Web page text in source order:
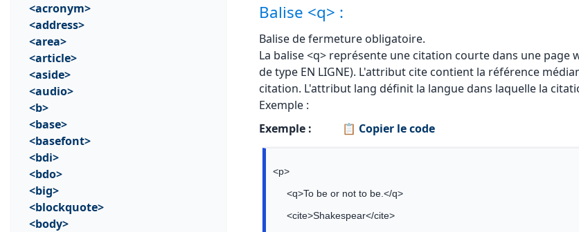
<acronym>
<address>
<area>
<article>
<aside>
<audio>
<b>
<base>
<basefont>
<bdi>
<bdo>
<big>
<blockquote>
<body>
Balise <q> :
Balise de fermeture obligatoire.
La balise <q> représente une citation courte dans une page
de type EN LIGNE). L'attribut cite contient la référence
citation. L'attribut lang définit la langue dans laquelle la
Exemple :
Exemple :
📋 Copier le code
<p>
     <q>To be or not to be.</q>
     <cite>Shakespear</cite>